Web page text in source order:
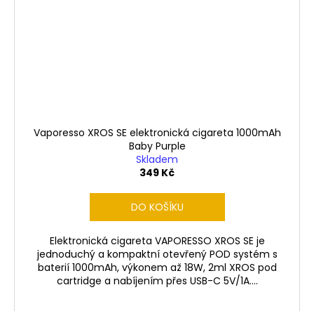
Vaporesso XROS SE elektronická cigareta 1000mAh
Baby Purple
Skladem
349 Kč
DO KOŠÍKU
Elektronická cigareta VAPORESSO XROS SE je
jednoduchý a kompaktní otevřený POD systém s
baterií 1000mAh, výkonem až 18W, 2ml XROS pod
cartridge a nabíjením přes USB-C 5V/1A....